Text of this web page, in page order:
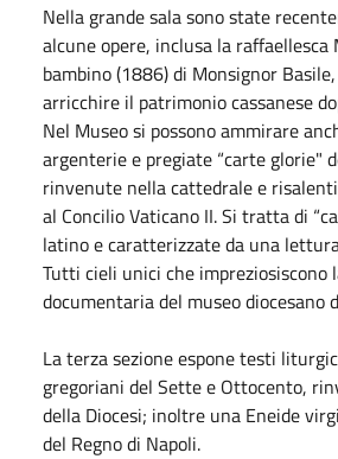
Nella grande sala sono state
alcune opere, inclusa la raffaellesca
bambino (1886) di Monsignor
arricchire il patrimonio cassanese
Nel Museo si possono ammirare
argenterie e pregiate “carte glorie"
rinvenute nella cattedrale e
al Concilio Vaticano II. Si tratta di
latino e caratterizzate da una
Tutti cieli unici che impreziosiscono
documentaria del museo diocesano
La terza sezione espone testi
gregoriani del Sette e Ottocento,
della Diocesi; inoltre una Eneide
del Regno di Napoli.